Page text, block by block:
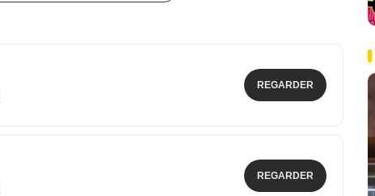
REGARDER
REGARDER